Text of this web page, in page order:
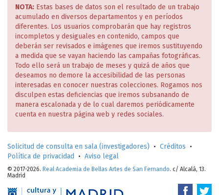
NOTA: Estas bases de datos son el resultado de un trabajo
acumulado en diversos departamentos y en períodos
diferentes. Los usuarios comprobarán que hay registros
incompletos y desiguales en contenido, campos que
deberán ser revisados e imágenes que iremos sustituyendo
a medida que se vayan haciendo las campañas fotográficas.
Todo ello será un trabajo de meses y quizá de años que
deseamos no demore la accesibilidad de las personas
interesadas en conocer nuestras colecciones. Rogamos nos
disculpen estas deficiencias que iremos subsanando de
manera escalonada y de lo cual daremos periódicamente
cuenta en nuestra página web y redes sociales.
Solicitud de consulta en sala (investigadores) • Créditos •
Política de privacidad
• Aviso legal
© 2017-2026. Real Academia de Bellas Artes de San Fernando. c/ Alcalá, 13.
Madrid